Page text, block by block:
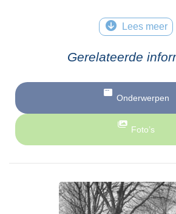
Lees meer
Gerelateerde
Onderwerpen
Foto’s